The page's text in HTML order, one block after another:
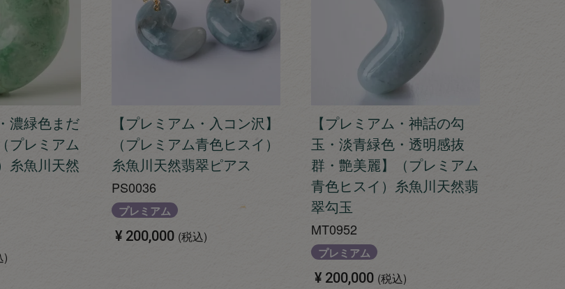
濃緑色まだ
プレミアム
糸魚川天然
【プレミアム・入コン沢】
（プレミアム青色ヒスイ）
糸魚川天然翡翠ピアス
PS0036
プレミアム
¥ 200,000 税込
【プレミアム・神話の勾
玉・淡青緑色・透明感抜
群・艶美麗】（プレミアム
青色ヒスイ）糸魚川天然翡
翠勾玉
MT0952
プレミアム
¥ 200,000 税込